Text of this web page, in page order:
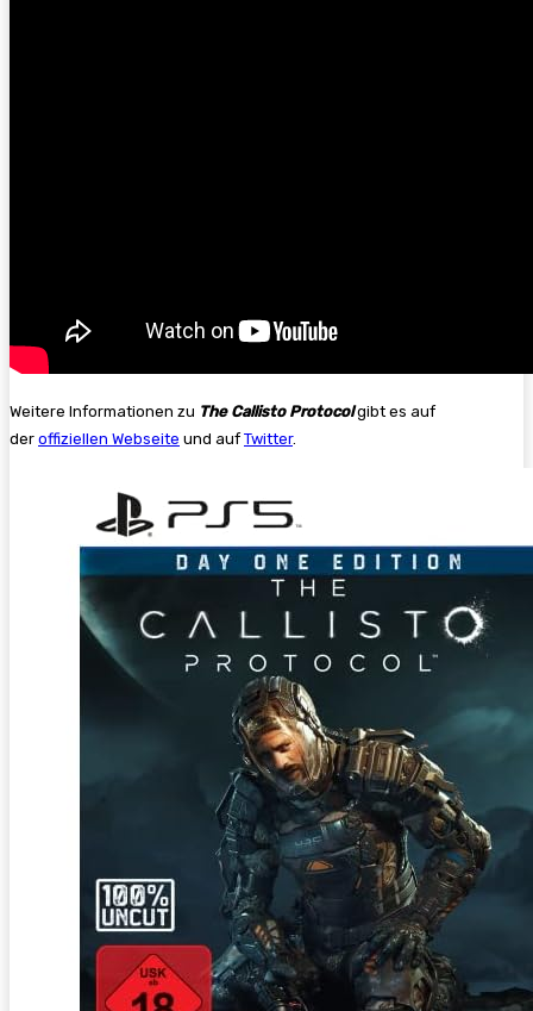
Weitere Informationen zu The Callisto Protocolgibt es auf
der offiziellen Webseite und auf Twitter.